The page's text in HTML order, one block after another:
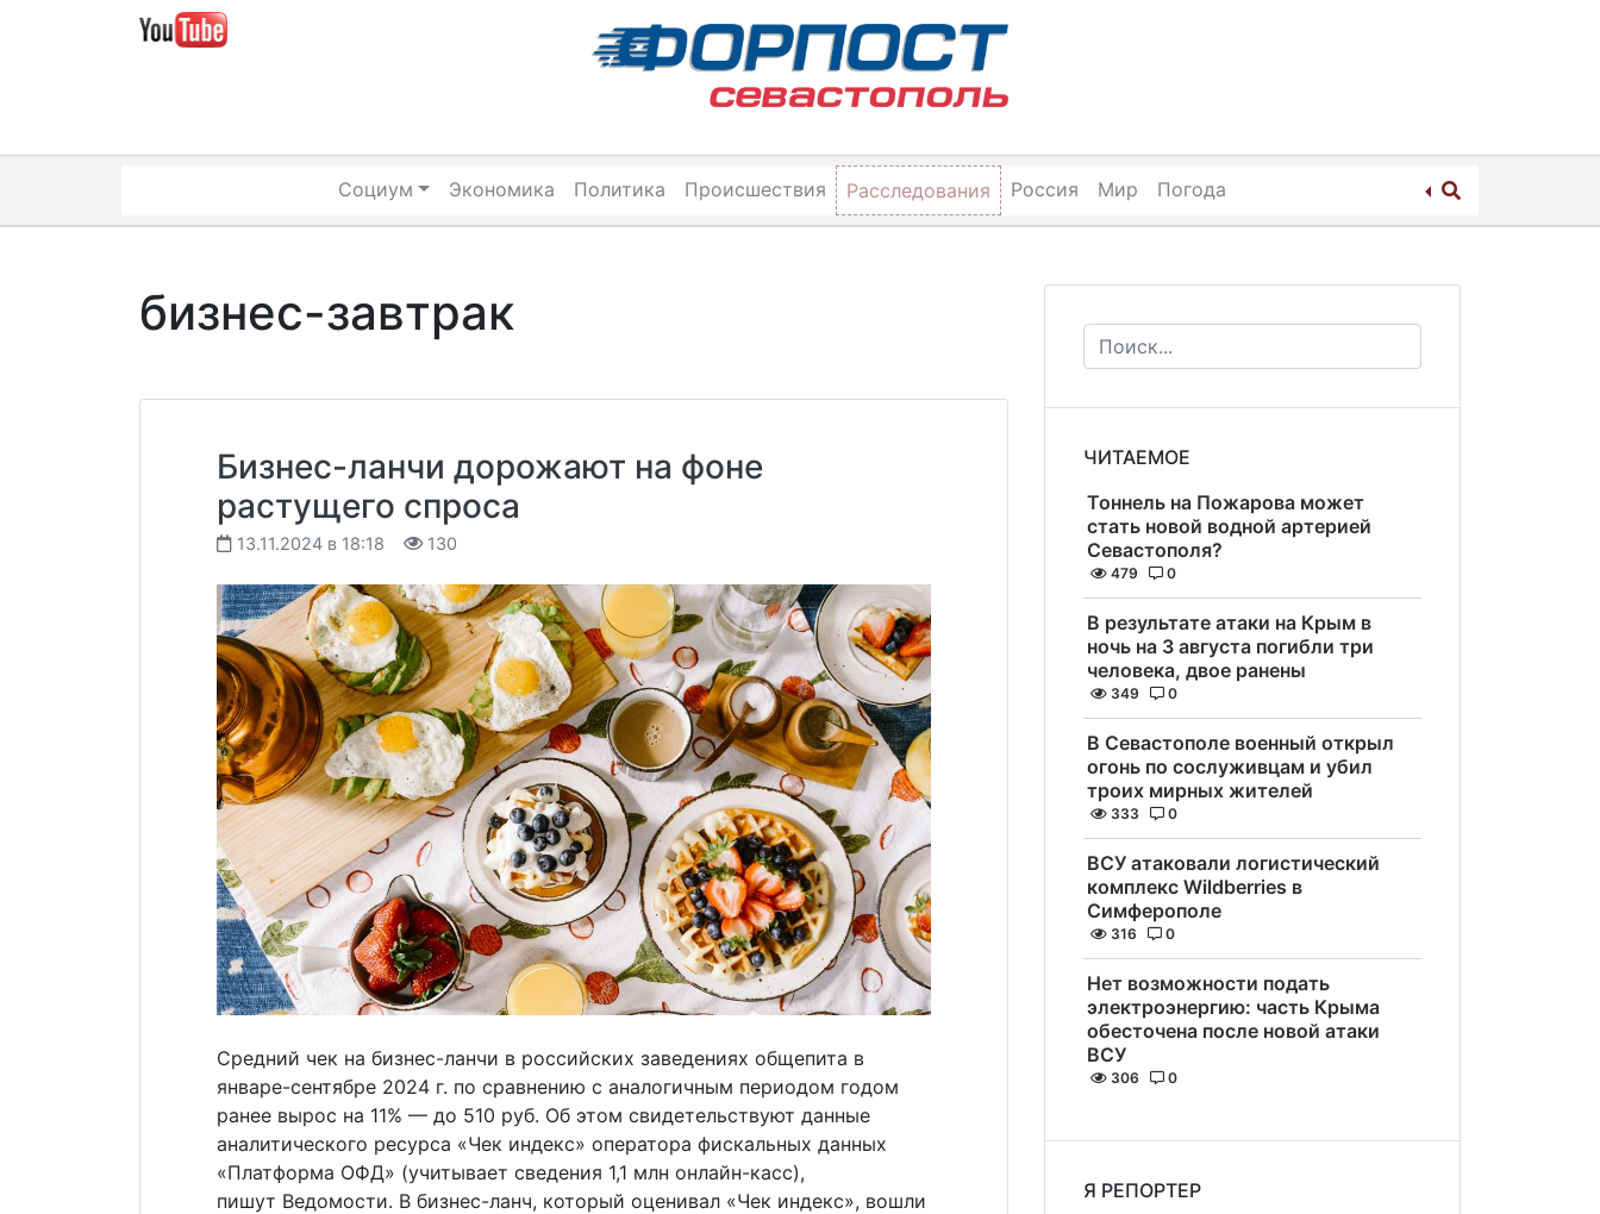
Социум Экономика Политика Происшествия Расследования Россия Мир Погода
бизнес-завтрак
Бизнес-ланчи дорожают на фоне
растущего спроса
13.11.2024 в 18:18 130
Средний чек на бизнес-ланчи в российских заведениях общепита в
январе-сентябре 2024 г. по сравнению с аналогичным периодом годом
ранее вырос на 11% — до 510 руб. Об этом свидетельствуют данные
аналитического ресурса «Чек индекс» оператора фискальных данных
«Платформа ОФД» (учитывает сведения 1,1 млн онлайн-касс),
пишут Ведомости. В бизнес-ланч, который оценивал «Чек индекс», вошли
ЧИТАЕМОЕ
Тоннель на Пожарова может
стать новой водной артерией
Севастополя?
479 0
В результате атаки на Крым в
ночь на 3 августа погибли три
человека, двое ранены
349 0
В Севастополе военный открыл
огонь по сослуживцам и убил
троих мирных жителей
333 0
ВСУ атаковали логистический
комплекс Wildberries в
Симферополе
316 0
Нет возможности подать
электроэнергию: часть Крыма
обесточена после новой атаки
ВСУ
306 0
Я РЕПОРТЕР